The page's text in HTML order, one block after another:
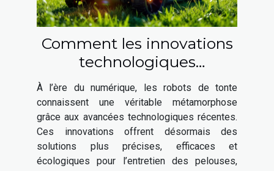
Comment les innovations
technologiques
transforment-elles les
robots de tonte ?
À l’ère du numérique, les robots de tonte
connaissent une véritable métamorphose
grâce aux avancées technologiques récentes.
Ces innovations offrent désormais des
solutions plus précises, efficaces et
écologiques pour l’entretien des pelouses,